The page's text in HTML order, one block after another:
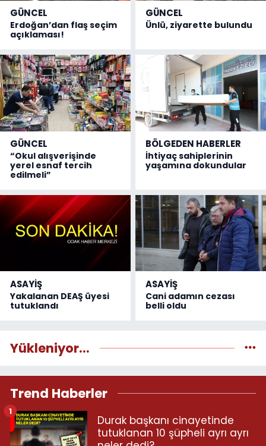
GÜNCEL
Erdoğan’dan flaş seçim
açıklaması!
GÜNCEL
Ünlü, ziyarette bulundu
GÜNCEL
“Okul alışverişinde
yerel esnaf tercih
edilmeli”
BÖLGEDEN HABERLER
İhtiyaç sahiplerinin
yaşamına dokundular
ASAYİŞ
Yakalanan DEAŞ üyesi
tutuklandı
ASAYİŞ
Cani adamın cezası
belli oldu
Yükleniyor...
Trend Haberler
Durak başkanı cinayetinde
tutuklanan 10 şüpheli ayrı ayrı
1